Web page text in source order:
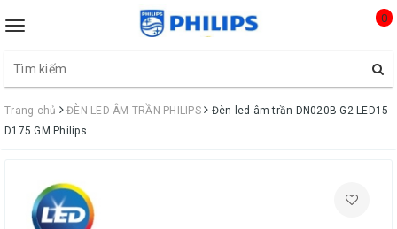
Toggle
0
Trang chủ ĐÈN LED ÂM TRẦN PHILIPS
Đèn led âm trần DN020B G2 LED15
D175 GM Philips